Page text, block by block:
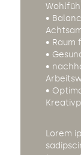
•
• Raum
•
•
•
Lorem